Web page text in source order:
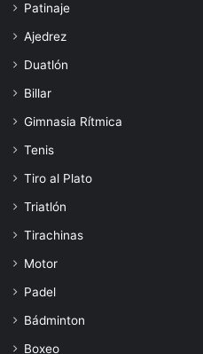
Patinaje
Ajedrez
Duatlón
Billar
Gimnasia Rítmica
Tenis
Tiro al Plato
Triatlón
Tirachinas
Motor
Padel
Bádminton
Boxeo